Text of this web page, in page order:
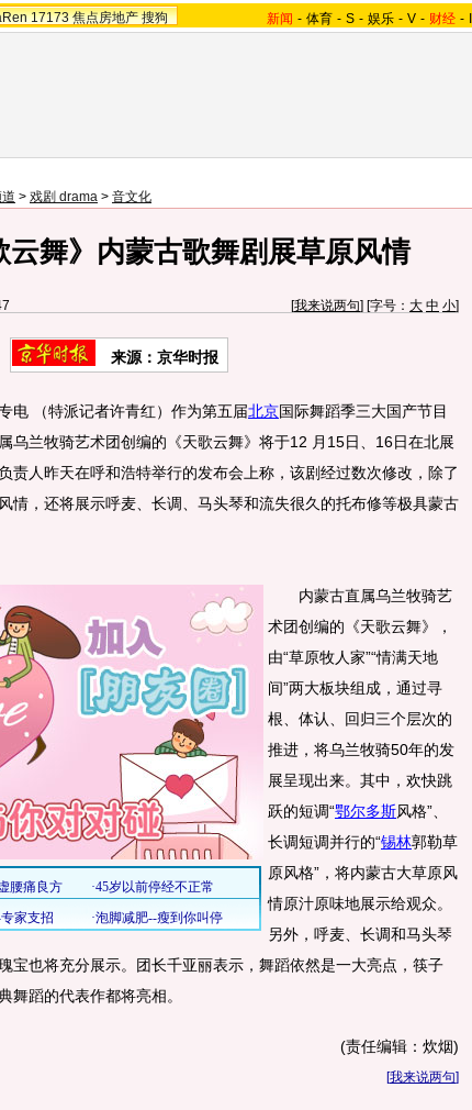
17173 焦点房地产 搜狗 新闻 - 体育 - S - 娱乐 - V - 财经 -
> 戏剧 drama > 音文化
云舞》内蒙古歌舞剧展草原风情
[我来说两句] [字号： 大 中 小]
来源：京华时报
电 （特派记者许青红）作为第五届北京国际舞蹈季三大国产节目
乌兰牧骑艺术团创编的《天歌云舞》将于12 月15日、16日在北展
责人昨天在呼和浩特举行的发布会上称，该剧经过数次修改，除了
情，还将展示呼麦、长调、马头琴和流失很久的托布修等极具蒙古
内蒙古直属乌兰牧骑艺
术团创编的《天歌云舞》，
由“草原牧人家”“情满天地
间”两大板块组成，通过寻
根、体认、回归三个层次的
推进，将乌兰牧骑50年的发
展呈现出来。其中，欢快跳
跃的短调“鄂尔多斯风格”、
长调短调并行的“锡林郭勒草
原风格”，将内蒙古大草原风
情原汁原味地展示给观众。
另外，呼麦、长调和马头琴
宝也将充分展示。团长千亚丽表示，舞蹈依然是一大亮点，筷子
舞蹈的代表作都将亮相。
(责任编辑：炊烟)
[我来说两句]